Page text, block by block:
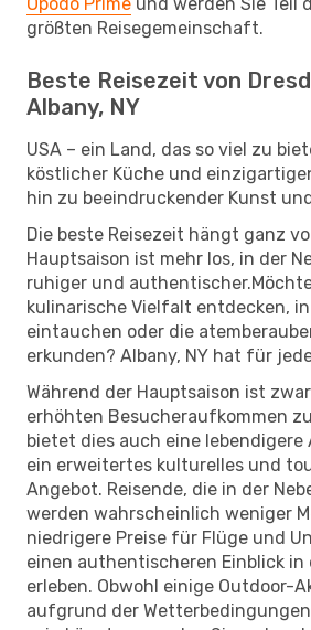
größten Reisegemeinschaft.
Beste Reisezeit von
Albany, NY
USA – ein Land, das so viel zu
köstlicher Küche und
hin zu beeindruckender Kunst
Die beste Reisezeit hängt ganz
Hauptsaison ist mehr los, in der
ruhiger und
kulinarische Vielfalt entdecken,
eintauchen oder die
erkunden? Albany, NY hat für
Während der Hauptsaison ist
erhöhten Besucheraufkommen
bietet dies auch eine lebendigere
ein erweitertes kulturelles und
Angebot. Reisende, die in der
werden wahrscheinlich weniger
niedrigere Preise für Flüge und
einen authentischeren Einblick in
erleben. Obwohl einige Outdoor-
aufgrund der